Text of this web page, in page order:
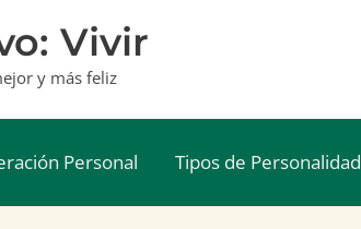
Vivir
y más feliz
Personal Tipos de Personalidad